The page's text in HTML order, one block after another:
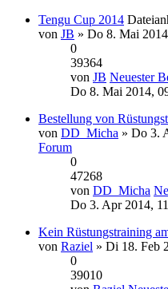
Tengu Cup 2014
von JB » Do 8. Mai
0
39364
von JB Neuester
Do 8. Mai 2014,
Bestellung von
von DD_Micha » Do 3.
Forum
0
47268
von DD_Micha
Do 3. Apr 2014,
Kein Rüstungstraining
von Raziel » Di 18. Feb
0
39010